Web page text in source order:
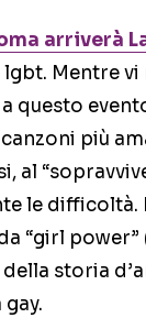
arriverà
Mentre
questo
più
al
le difficoltà.
“girl
storia